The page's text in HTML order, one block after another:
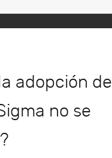
adopción de
no se